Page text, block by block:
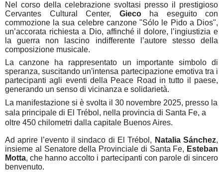
Nel corso della celebrazione svoltasi presso il prestigioso
Cervantes Cultural Center, Giecoha eseguito con
commozione la sua celebre canzone "Sólo le Pido a Dios",
un’accorata richiesta a Dio, affinché il dolore, l’ingiustizia e
la guerra non lascino indifferente l’autore stesso della
composizione musicale.
La canzone ha rappresentato un importante simbolo di
speranza, suscitando un'intensa partecipazione emotiva tra i
partecipanti agli eventi della Peace Road in tutto il paese,
generando un senso di vicinanza e solidarietà.
La manifestazione si è svolta il 30 novembre 2025, presso la
sala principale di El Trébol, nella provincia di Santa Fe, a
oltre 450 chilometri dalla capitale Buenos Aires.
Ad aprire l’evento il sindaco di El Trébol, Natalia Sánchez,
insieme al Senatore della Provinciale di Santa Fe, Esteban
Motta, che hanno accolto i partecipanti con parole di sincero
benvenuto.